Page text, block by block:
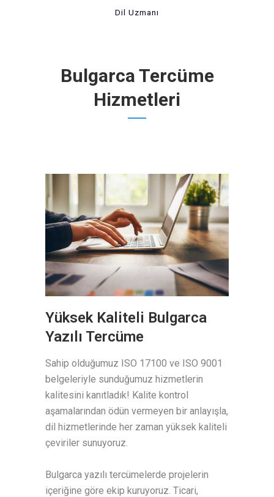
Dil Uzmanı
Bulgarca Tercüme
Hizmetleri
Yüksek Kaliteli Bulgarca
Yazılı Tercüme
Sahip olduğumuz ISO 17100 ve ISO 9001
belgeleriyle sunduğumuz hizmetlerin
kalitesini kanıtladık! Kalite kontrol
aşamalarından ödün vermeyen bir anlayışla,
dil hizmetlerinde her zaman yüksek kaliteli
çeviriler sunuyoruz.
Bulgarca yazılı tercümelerde projelerin
içeriğine göre ekip kuruyoruz. Ticari,